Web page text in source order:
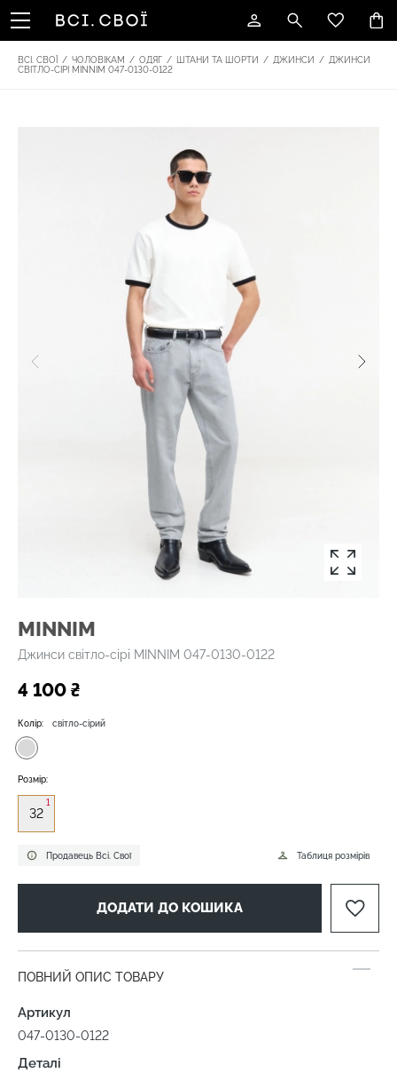
ВСІ. СВОЇ / ЧОЛОВІКАМ / ОДЯГ / ШТАНИ ТА ШОРТИ / ДЖИНСИ / ДЖИНСИ
СВІТЛО-СІРІ MINNIM 047-0130-0122
MINNIM
Джинси світло-сірі MINNIM 047-0130-0122
4 100 ₴
Продавець Всі. Свої
Колір: світло-сірий
Таблиця розмірів
Розмір:
32
1
ДОДАТИ ДО КОШИКА
ПОВНИЙ ОПИС ТОВАРУ
Артикул
047-0130-0122
Деталі